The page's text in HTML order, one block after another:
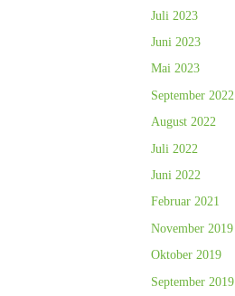
Juli 2023
Juni 2023
Mai 2023
September 2022
August 2022
Juli 2022
Juni 2022
Februar 2021
November 2019
Oktober 2019
September 2019